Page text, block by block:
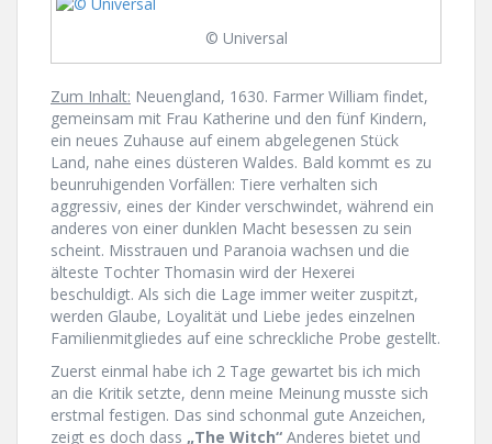
© Universal
Zum Inhalt: Neuengland, 1630. Farmer William findet,
gemeinsam mit Frau Katherine und den fünf Kindern,
ein neues Zuhause auf einem abgelegenen Stück
Land, nahe eines düsteren Waldes. Bald kommt es zu
beunruhigenden Vorfällen: Tiere verhalten sich
aggressiv, eines der Kinder verschwindet, während ein
anderes von einer dunklen Macht besessen zu sein
scheint. Misstrauen und Paranoia wachsen und die
älteste Tochter Thomasin wird der Hexerei
beschuldigt. Als sich die Lage immer weiter zuspitzt,
werden Glaube, Loyalität und Liebe jedes einzelnen
Familienmitgliedes auf eine schreckliche Probe gestellt.
Zuerst einmal habe ich 2 Tage gewartet bis ich mich
an die Kritik setzte, denn meine Meinung musste sich
erstmal festigen. Das sind schonmal gute Anzeichen,
zeigt es doch dass „The Witch“ Anderes bietet und